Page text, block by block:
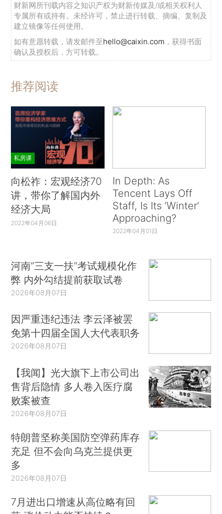
财新网所刊载内容之知识产权为财新传媒及/或相关权利人
专属所有或持有。未经许可，禁止进行转载、摘编、复制及
建立镜像等任何使用。
如有意愿转载，请发邮件至hello@caixin.com ，获得书面
确认及授权后，方可转载。
推荐阅读
私房课
向松祚：宏观经济70
讲，带你了解国内外
经济大局
2022年04月06日
In Depth: As
Tencent Lays Off
Staff, Is Its ‘Winter’
Approaching?
2022年04月01日
河南“三支一扶”考试规模化作
弊 内外勾结提前获取试卷
2026年08月07日
因严重违纪违法 李云泽被罢
免第十四届全国人大代表职务
2026年08月07日
【我闻】光大旗下上市公司出
售背后隐情 多人卷入医疗腐
败案被查
2026年08月07日
特朗普坚称美国防空弹药库存
充足 但不会向乌克兰提供更
多
2026年08月07日
7月进出口增速从高位略有回